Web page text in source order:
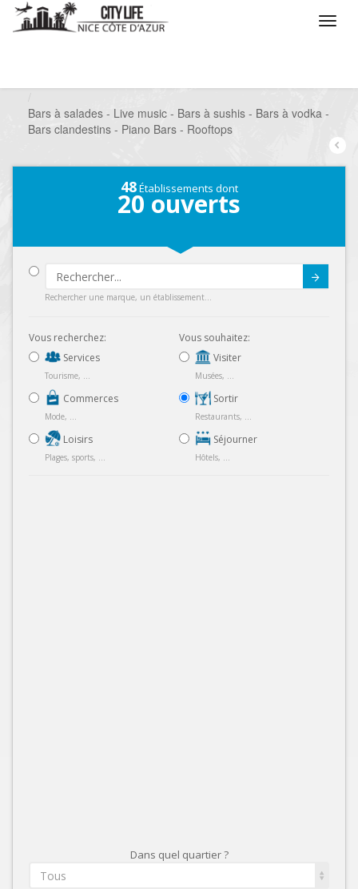
Bars à salades - Live music - Bars à sushis - Bars à vodka -
Bars clandestins - Piano Bars - Rooftops
48Établissements dont
20 ouverts
Rechercher une marque, un établissement...
Vous recherchez:
Services
Tourisme, ...
Commerces
Mode, ...
Loisirs
Plages, sports, ...
Vous souhaitez:
Visiter
Musées, ...
Sortir
Restaurants, ...
Séjourner
Hôtels, ...
Dans quel quartier ?
Tous